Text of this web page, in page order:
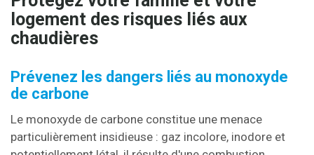
logement des risques liés aux
chaudières
Prévenez les dangers liés au monoxyde
de carbone
Le monoxyde de carbone constitue une menace
particulièrement insidieuse : gaz incolore, inodore et